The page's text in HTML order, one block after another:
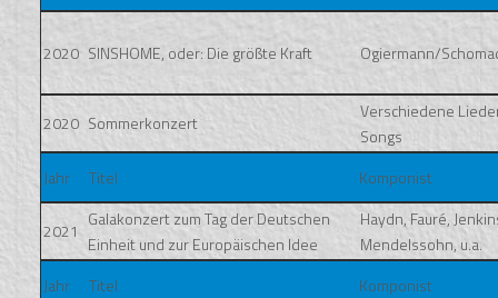
2020 SINSHOME, oder: Die größte Kraft Ogiermann/
2020 Sommerkonzert
Verschiedene
Songs
Jahr
Titel Komponist
2021
Galakonzert zum Tag der Deutschen
Einheit und zur Europäischen Idee
Haydn, Fauré,
Mendelssohn, u.a.
Jahr
Titel Komponist